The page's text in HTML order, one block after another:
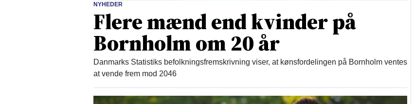
NYHEDER
Flere mænd end kvinder på
Bornholm om 20 år
Danmarks Statistiks befolkningsfremskrivning viser, at kønsfordelingen på Bornholm ventes
at vende frem mod 2046